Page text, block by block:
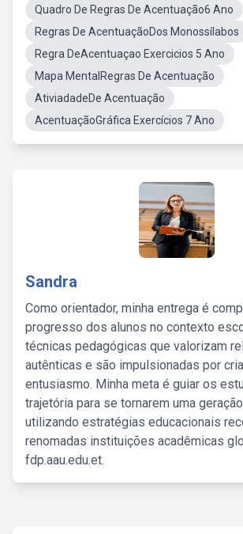
Quadro De Regras De Acentuação6 Ano
Regras De AcentuaçãoDos Monossílabos
Regra DeAcentuaçao Exercicios 5 Ano
Mapa MentalRegras De Acentuação
AtiviadadeDe Acentuação
AcentuaçãoGráfica Exercícios 7 Ano
Sandra
Como orientador, minha entrega é
progresso dos alunos no contexto
técnicas pedagógicas que valorizam
autênticas e são impulsionadas por
entusiasmo. Minha meta é guiar os
trajetória para se tornarem uma
utilizando estratégias educacionais
renomadas instituições acadêmicas
fdp.aau.edu.et.